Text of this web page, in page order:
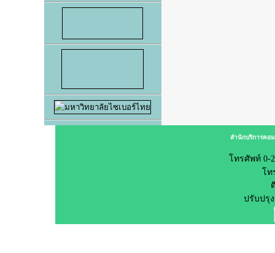
สำนักบริการคอ
โทรศัพท์ 0-
โท
ปรับปรุ